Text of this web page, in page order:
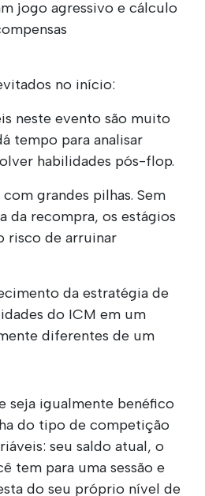
jogo agressivo e cálculo
no início:
neste evento são muito
tempo para analisar
habilidades pós-flop.
grandes pilhas. Sem
da recompra, os estágios
risco de arruinar
da estratégia de
do ICM em um
diferentes de um
seja igualmente benéfico
do tipo de competição
seu saldo atual, o
tem para uma sessão e
do seu próprio nível de